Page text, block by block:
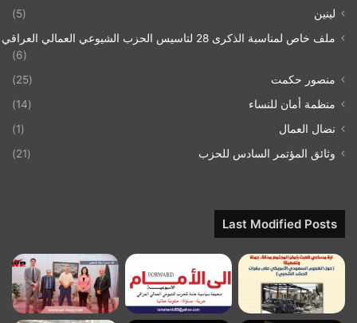
لينين
(5)
ملف خاص لمناسبة الذكرى 28 لتاسيس الحزب الشيوعي العمالي العراقي 1993/07/21
(6)
منصور حكمت
(25)
منظمة أمان للنساء
(14)
نضال العمال
(1)
وثائق المؤتمر السادس للحزب
(21)
Last Modified Posts